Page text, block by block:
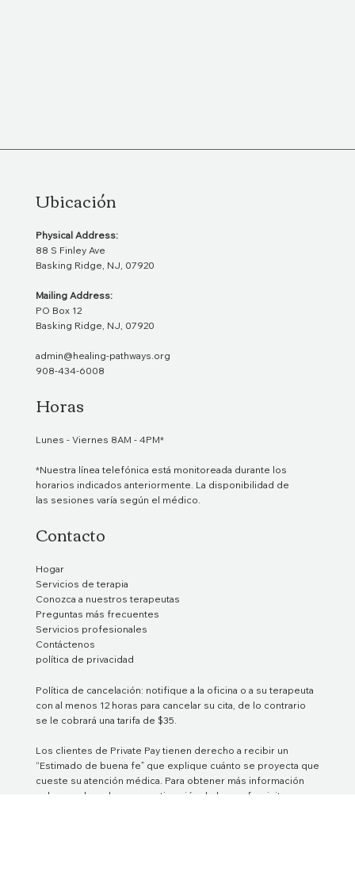
Contacto
Hogar
Servicios de terapia
Conozca a nuestros terapeutas
Preguntas más frecuentes
Servicios profesionales
Contáctenos
política de privacidad
Ubicación
Physical Address:
88 S Finley Ave
Basking Ridge, NJ, 07920
Mailing Address:
PO Box 12
Basking Ridge, NJ, 07920
admin@healing-pathways.org
908-434-6008
Horas
Lunes - Viernes 8AM - 4PM*
*Nuestra línea telefónica está monitoreada durante los
horarios indicados anteriormente. La disponibilidad de
las sesiones varía según el médico.
Política de cancelación: notifique a la oficina o a su terapeuta
con al menos 12 horas para cancelar su cita, de lo contrario
se le cobrará una tarifa de $35.
Los clientes de Private Pay tienen derecho a recibir un
“Estimado de buena fe” que explique cuánto se proyecta que
cueste su atención médica. Para obtener más información
sobre su derecho a una estimación de buena fe, visite